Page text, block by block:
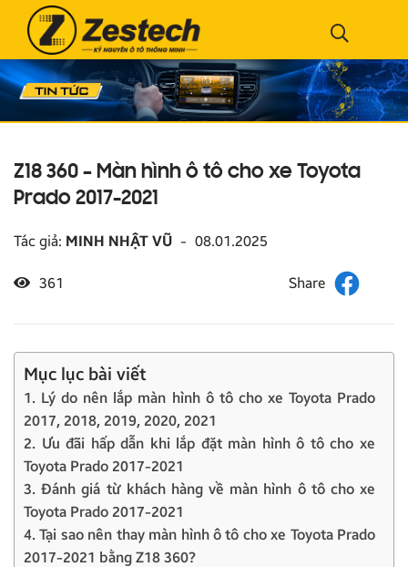
Z18 360 – Màn hình ô tô cho xe Toyota
Prado 2017-2021
Tác giả: MINH NHẬT VŨ - 08.01.2025
361
Mục lục bài viết
1. Lý do nên lắp màn hình ô tô cho xe Toyota Prado
2017, 2018, 2019, 2020, 2021
2. Ưu đãi hấp dẫn khi lắp đặt màn hình ô tô cho xe
Toyota Prado 2017-2021
3. Đánh giá từ khách hàng về màn hình ô tô cho xe
Toyota Prado 2017-2021
4. Tại sao nên thay màn hình ô tô cho xe Toyota Prado
2017-2021 bằng Z18 360?